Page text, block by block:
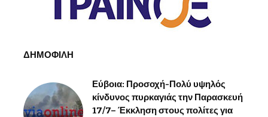
ΔΗΜΟΦΙΛΗ
Εύβοια: Προσοχή-Πολύ υψηλός
κίνδυνος πυρκαγιάς την Παρασκευή
17/7– Έκκληση στους πολίτες για